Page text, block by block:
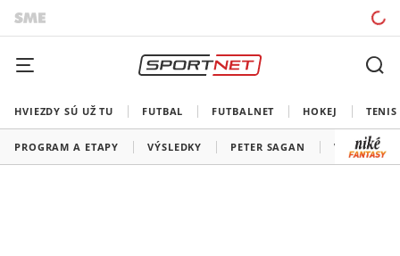
HVIEZDY SÚ UŽ TU FUTBAL FUTBALNET HOKEJ TENIS
PROGRAM A ETAPY VÝSLEDKY PETER SAGAN VŠETKY